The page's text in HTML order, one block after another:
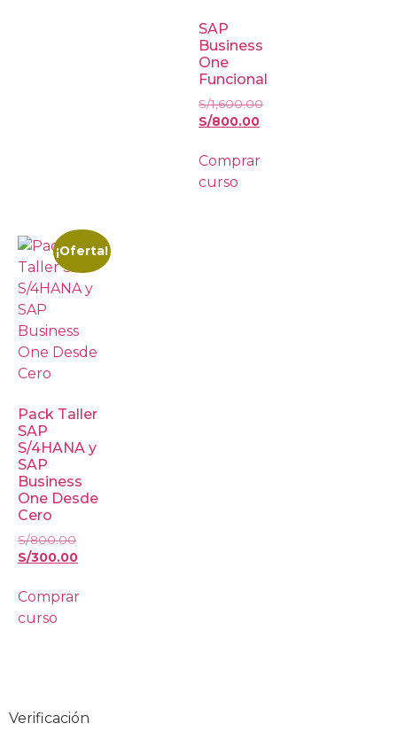
SAP
Business
One
Funcional
S/1,600.00
S/800.00
Comprar
curso
¡Oferta!
Pack Taller
SAP
S/4HANA y
SAP
Business
One Desde
Cero
S/800.00
S/300.00
Comprar
curso
Verificación